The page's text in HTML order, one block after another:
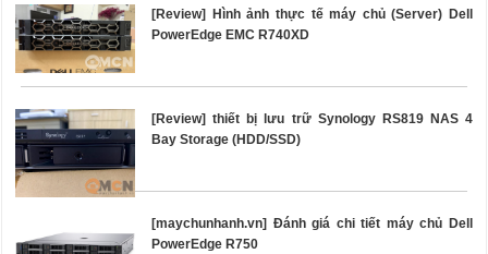
[Review] Hình ảnh thực tế máy chủ (Server) Dell
PowerEdge EMC R740XD
[Review] thiết bị lưu trữ Synology RS819 NAS 4
Bay Storage (HDD/SSD)
[maychunhanh.vn] Đánh giá chi tiết máy chủ Dell
PowerEdge R750